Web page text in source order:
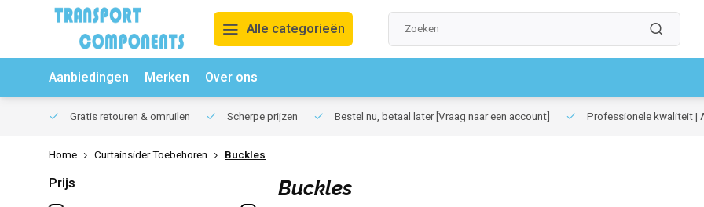
Alle categorieën
Aanbiedingen Merken Over ons
Gratis retouren & omruilen Scherpe prijzen Bestel nu, betaal later [Vraag naar een account] Professionele kwaliteit |
Home Curtainsider Toebehoren Buckles
Prijs Buckles